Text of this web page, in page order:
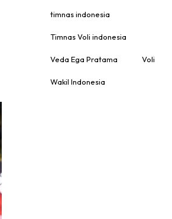
timnas indonesia
Timnas Voli indonesia
Veda Ega Pratama Voli
Wakil Indonesia